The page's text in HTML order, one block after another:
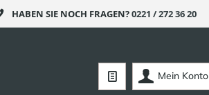
HABEN SIE NOCH FRAGEN?0221 / 272 36 20
Mein Konto